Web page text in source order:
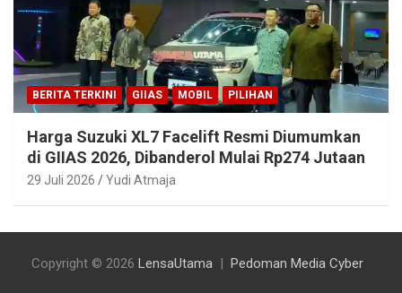
BERITA TERKINI GIIAS MOBIL PILIHAN
Harga Suzuki XL7 Facelift Resmi Diumumkan
di GIIAS 2026, Dibanderol Mulai Rp274 Jutaan
29 Juli 2026 Yudi Atmaja
Copyright © 2026 LensaUtama Pedoman Media Cyber